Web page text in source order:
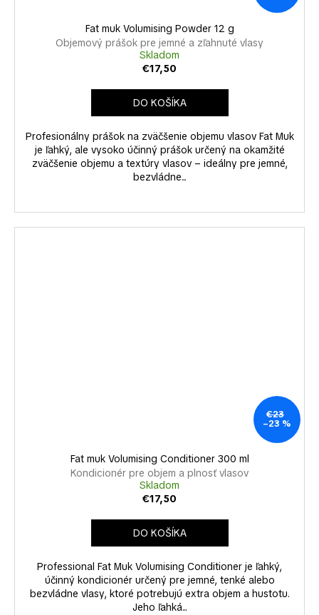
Fat muk Volumising Powder 12 g
Objemový prášok pre jemné a zľahnuté vlasy
Skladom
€17,50
DO KOŠÍKA
Profesionálny prášok na zväčšenie objemu vlasov Fat Muk
je ľahký, ale vysoko účinný prášok určený na okamžité
zväčšenie objemu a textúry vlasov – ideálny pre jemné,
bezvládne...
€23
–23 %
Fat muk Volumising Conditioner 300 ml
Kondicionér pre objem a plnosť vlasov
Skladom
€17,50
DO KOŠÍKA
Professional Fat Muk Volumising Conditioner je ľahký,
účinný kondicionér určený pre jemné, tenké alebo
bezvládne vlasy, ktoré potrebujú extra objem a hustotu.
Jeho ľahká...